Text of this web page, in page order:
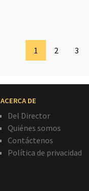
Page
1 Page
2 Page
3
ACERCA DE
Del Director
Quiénes somos
Contáctenos
Política de privacidad